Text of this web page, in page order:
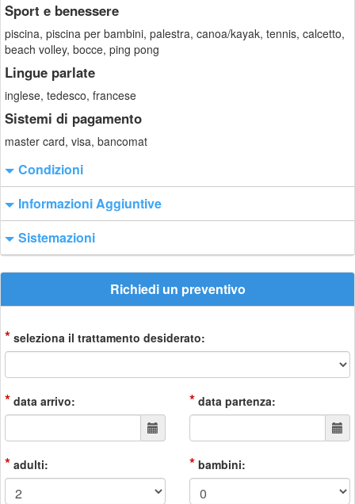
Sport e benessere
piscina, piscina per bambini, palestra, canoa/kayak, tennis, calcetto,
beach volley, bocce, ping pong
Lingue parlate
inglese, tedesco, francese
Sistemi di pagamento
master card, visa, bancomat
Condizioni
Informazioni Aggiuntive
Sistemazioni
Richiedi un preventivo
* seleziona il trattamento desiderato:
* data arrivo: * data partenza:
* adulti: * bambini: